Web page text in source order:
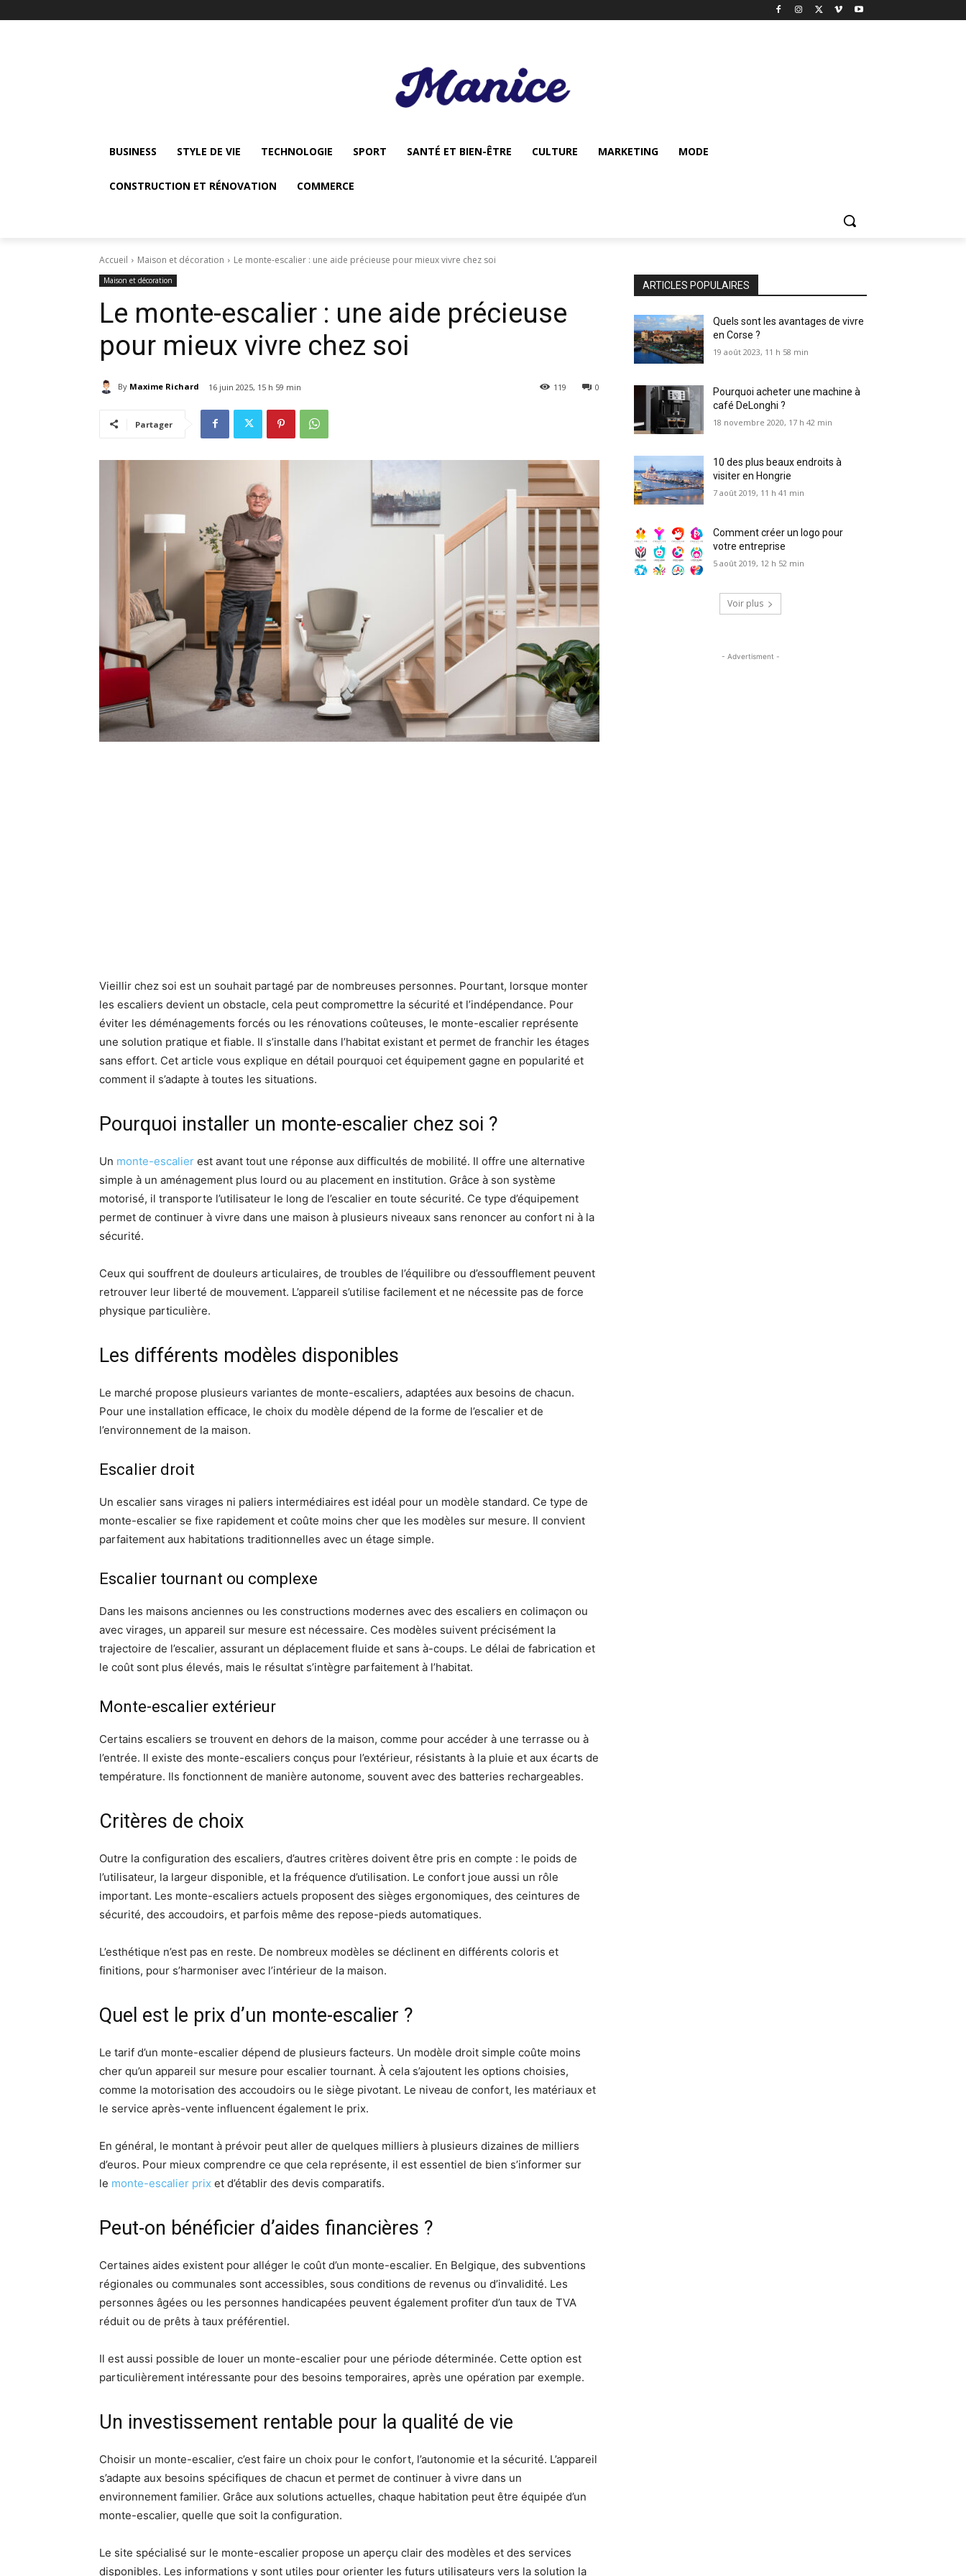
BUSINESS STYLE DE VIE TECHNOLOGIE SPORT SANTÉ ET BIEN-ÊTRE CULTURE MARKETING MODE
CONSTRUCTION ET RÉNOVATION COMMERCE
Accueil Maison et décoration Le monte-escalier : une aide précieuse pour mieux vivre chez soi
Maison et décoration
Le monte-escalier : une aide précieuse
pour mieux vivre chez soi
By Maxime Richard 16 juin 2025, 15 h 59 min 0
119
Partager
Vieillir chez soi est un souhait partagé par de nombreuses personnes. Pourtant, lorsque monter
les escaliers devient un obstacle, cela peut compromettre la sécurité et l’indépendance. Pour
éviter les déménagements forcés ou les rénovations coûteuses, le monte-escalier représente
une solution pratique et fiable. Il s’installe dans l’habitat existant et permet de franchir les étages
sans effort. Cet article vous explique en détail pourquoi cet équipement gagne en popularité et
comment il s’adapte à toutes les situations.
Pourquoi installer un monte-escalier chez soi ?
Un monte-escalier est avant tout une réponse aux difficultés de mobilité. Il offre une alternative
simple à un aménagement plus lourd ou au placement en institution. Grâce à son système
motorisé, il transporte l’utilisateur le long de l’escalier en toute sécurité. Ce type d’équipement
permet de continuer à vivre dans une maison à plusieurs niveaux sans renoncer au confort ni à la
sécurité.
Ceux qui souffrent de douleurs articulaires, de troubles de l’équilibre ou d’essoufflement peuvent
retrouver leur liberté de mouvement. L’appareil s’utilise facilement et ne nécessite pas de force
physique particulière.
Les différents modèles disponibles
Le marché propose plusieurs variantes de monte-escaliers, adaptées aux besoins de chacun.
Pour une installation efficace, le choix du modèle dépend de la forme de l’escalier et de
l’environnement de la maison.
Escalier droit
Un escalier sans virages ni paliers intermédiaires est idéal pour un modèle standard. Ce type de
monte-escalier se fixe rapidement et coûte moins cher que les modèles sur mesure. Il convient
parfaitement aux habitations traditionnelles avec un étage simple.
Escalier tournant ou complexe
Dans les maisons anciennes ou les constructions modernes avec des escaliers en colimaçon ou
avec virages, un appareil sur mesure est nécessaire. Ces modèles suivent précisément la
trajectoire de l’escalier, assurant un déplacement fluide et sans à-coups. Le délai de fabrication et
le coût sont plus élevés, mais le résultat s’intègre parfaitement à l’habitat.
Monte-escalier extérieur
Certains escaliers se trouvent en dehors de la maison, comme pour accéder à une terrasse ou à
l’entrée. Il existe des monte-escaliers conçus pour l’extérieur, résistants à la pluie et aux écarts de
température. Ils fonctionnent de manière autonome, souvent avec des batteries rechargeables.
Critères de choix
Outre la configuration des escaliers, d’autres critères doivent être pris en compte : le poids de
l’utilisateur, la largeur disponible, et la fréquence d’utilisation. Le confort joue aussi un rôle
important. Les monte-escaliers actuels proposent des sièges ergonomiques, des ceintures de
sécurité, des accoudoirs, et parfois même des repose-pieds automatiques.
L’esthétique n’est pas en reste. De nombreux modèles se déclinent en différents coloris et
finitions, pour s’harmoniser avec l’intérieur de la maison.
Quel est le prix d’un monte-escalier ?
Le tarif d’un monte-escalier dépend de plusieurs facteurs. Un modèle droit simple coûte moins
cher qu’un appareil sur mesure pour escalier tournant. À cela s’ajoutent les options choisies,
comme la motorisation des accoudoirs ou le siège pivotant. Le niveau de confort, les matériaux et
le service après-vente influencent également le prix.
En général, le montant à prévoir peut aller de quelques milliers à plusieurs dizaines de milliers
d’euros. Pour mieux comprendre ce que cela représente, il est essentiel de bien s’informer sur
le monte-escalier prix et d’établir des devis comparatifs.
Peut-on bénéficier d’aides financières ?
Certaines aides existent pour alléger le coût d’un monte-escalier. En Belgique, des subventions
régionales ou communales sont accessibles, sous conditions de revenus ou d’invalidité. Les
personnes âgées ou les personnes handicapées peuvent également profiter d’un taux de TVA
réduit ou de prêts à taux préférentiel.
Il est aussi possible de louer un monte-escalier pour une période déterminée. Cette option est
particulièrement intéressante pour des besoins temporaires, après une opération par exemple.
Un investissement rentable pour la qualité de vie
Choisir un monte-escalier, c’est faire un choix pour le confort, l’autonomie et la sécurité. L’appareil
s’adapte aux besoins spécifiques de chacun et permet de continuer à vivre dans un
environnement familier. Grâce aux solutions actuelles, chaque habitation peut être équipée d’un
monte-escalier, quelle que soit la configuration.
Le site spécialisé sur le monte-escalier propose un aperçu clair des modèles et des services
disponibles. Les informations y sont utiles pour orienter les futurs utilisateurs vers la solution la
ARTICLES POPULAIRES
Quels sont les avantages de vivre
en Corse ?
19 août 2023, 11 h 58 min
Pourquoi acheter une machine à
café DeLonghi ?
18 novembre 2020, 17 h 42 min
10 des plus beaux endroits à
visiter en Hongrie
7 août 2019, 11 h 41 min
Comment créer un logo pour
votre entreprise
5 août 2019, 12 h 52 min
Voir plus
- Advertisment -